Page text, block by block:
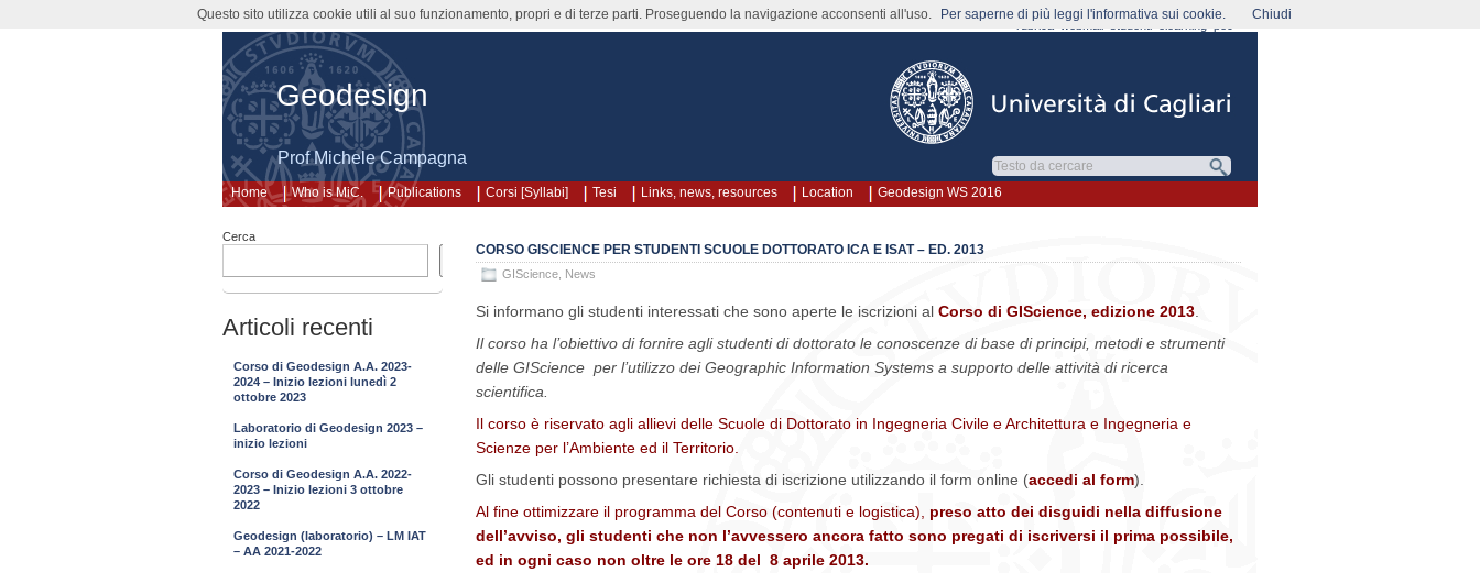
Geodesign
Prof Michele Campagna
Home
rubrica webmail
Who is MiC. Publications Corsi [Syllabi] Tesi Links, news, resources Location Geodesign WS 2016
CORSO GISCIENCE PER STUDENTI SCUOLE DOTTORATO ICA E ISAT – ED. 2013
GIScience News
Si informano gli studenti interessati che sono aperte le iscrizioni al Corso di GIScience, edizione 2013
Il corso ha l’obiettivo di fornire agli studenti di dottorato le conoscenze di base di principi, metodi e strumenti
delle GIScience per l’utilizzo dei Geographic Information Systems a supporto delle attività di ricerca
scientifica.
Il corso è riservato agli allievi delle Scuole di Dottorato in Ingegneria Civile e Architettura e Ingegneria e
Scienze per l’Ambiente ed il Territorio.
Gli studenti possono presentare richiesta di iscrizione utilizzando il form online (accedi al form).
Al fine ottimizzare il programma del Corso (contenuti e logistica), preso atto dei disguidi nella diffusione
dell’avviso, gli studenti che non l’avvessero ancora fatto sono pregati di iscriversi il prima possibile,
ed in ogni caso non oltre le ore 18 del 8 aprile 2013.
Cerca
Cerca
Articoli recenti
Corso di Geodesign A.A. 2023-
2024 – Inizio lezioni lunedì 2
ottobre 2023
Laboratorio di Geodesign 2023 –
inizio lezioni
Corso di Geodesign A.A. 2022-
2023 – Inizio lezioni 3 ottobre
2022
Geodesign (laboratorio) – LM IAT
– AA 2021-2022
Questo sito utilizza cookie utili al suo funzionamento, propri e di terze parti. Proseguendo la navigazione acconsenti all'uso. Per saperne di più leggi l'informativa sui cookie. Chiudi